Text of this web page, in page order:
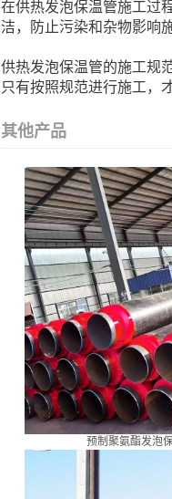
在供热发泡保温管施工过
洁，防止污染和杂物影响
供热发泡保温管的施工规
只有按照规范进行施工，
其他产品
预制聚氨酯发泡